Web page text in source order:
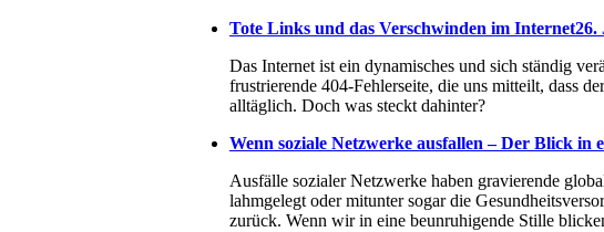
Tote Links und das Verschwinden im Internet26.
Das Internet ist ein dynamisches und sich ständig
frustrierende 404-Fehlerseite, die uns mitteilt, dass
alltäglich. Doch was steckt dahinter?
Wenn soziale Netzwerke ausfallen – Der Blick in
Ausfälle sozialer Netzwerke haben gravierende
lahmgelegt oder mitunter sogar die
zurück. Wenn wir in eine beunruhigende Stille